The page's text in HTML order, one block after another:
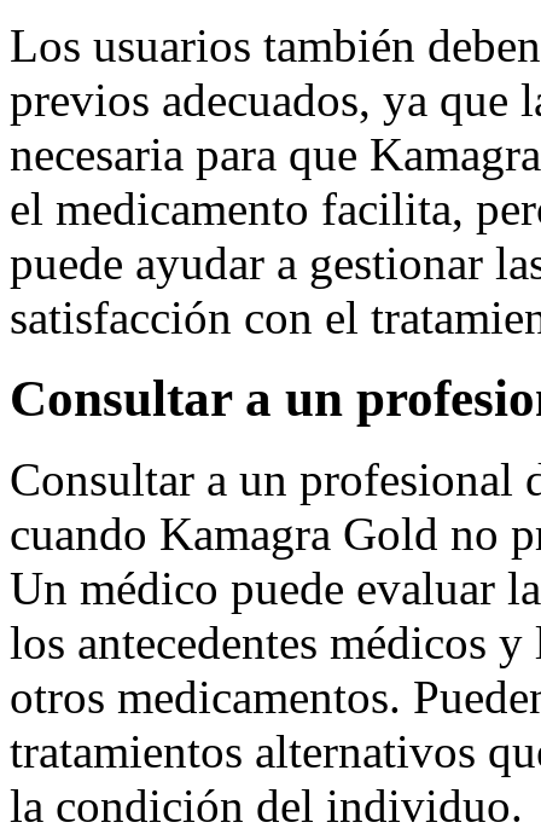
Los usuarios también
previos adecuados, ya que
necesaria para que
el medicamento facilita,
puede ayudar a gestionar
satisfacción con el
Consultar a un
Consultar a un profesional
cuando Kamagra Gold no
Un médico puede evaluar
los antecedentes médicos
otros medicamentos.
tratamientos alternativos
la condición del individuo.